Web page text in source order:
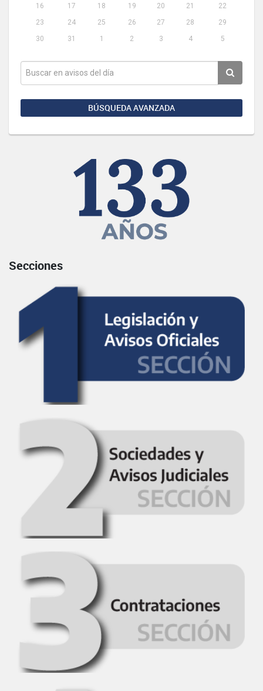
16
17 18 19 20 21
22
23
24 25 26 27 28
29
30
31 1 2 3 4 5
BÚSQUEDA AVANZADA
Secciones